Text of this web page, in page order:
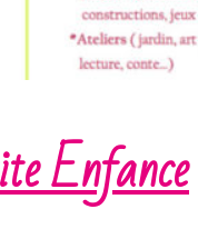
Enfance